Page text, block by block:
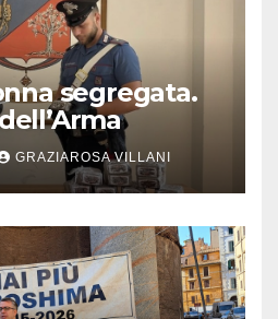
segregata.
GRAZIAROSA VILLANI